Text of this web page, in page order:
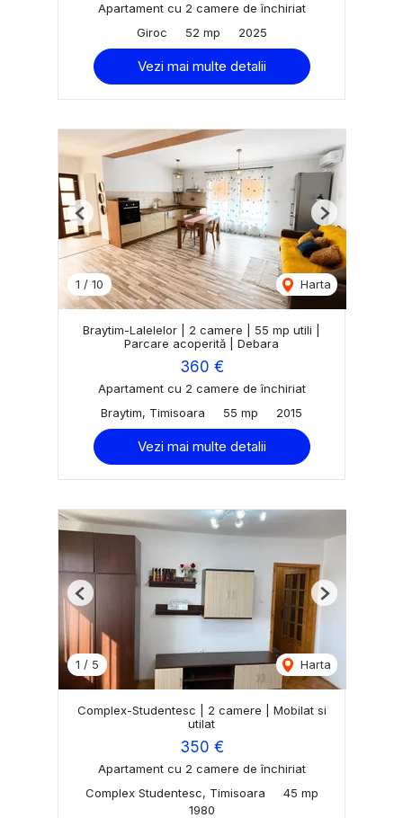
Apartament cu 2 camere de închiriat
Giroc
52 mp 2025
Vezi mai multe detalii
1 / 10 Harta
Previous Next
Braytim-Lalelelor | 2 camere | 55 mp utili |
Parcare acoperită | Debara
360 €
Apartament cu 2 camere de închiriat
Braytim, Timisoara
55 mp 2015
Vezi mai multe detalii
1 / 5 Harta
Previous Next
Complex-Studentesc | 2 camere | Mobilat si
utilat
350 €
Apartament cu 2 camere de închiriat
Complex Studentesc, Timisoara
45 mp
1980